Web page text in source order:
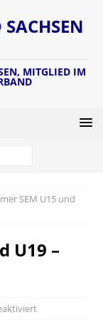
MITGLIED IM
SEM U15 und
U19 –